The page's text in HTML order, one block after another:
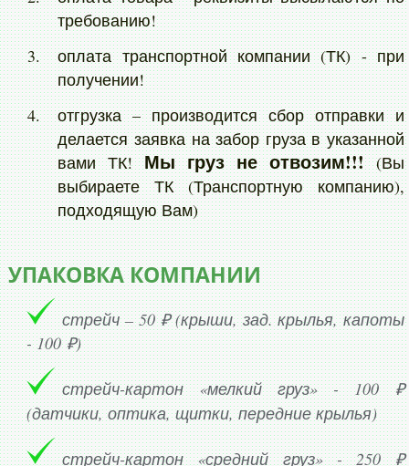
требованию!
оплата транспортной компании (ТК) - при
получении!
отгрузка – производится сбор отправки и
делается заявка на забор груза в указанной
вами ТК!Мы груз не отвозим!!!(Вы
выбираете ТК (Транспортную компанию),
подходящую Вам)
УПАКОВКА КОМПАНИИ
стрейч – 50 ₽ (крыши, зад. крылья, капоты
- 100 ₽)
стрейч-картон «мелкий груз» - 100 ₽
(датчики, оптика, щитки, передние крылья)
стрейч-картон «средний груз» - 250 ₽